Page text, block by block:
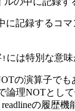
に記録するコ
! には特別な意味
の演算子で
論理NOTとし
の履歴機